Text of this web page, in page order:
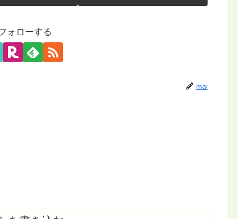
ォローする
mai